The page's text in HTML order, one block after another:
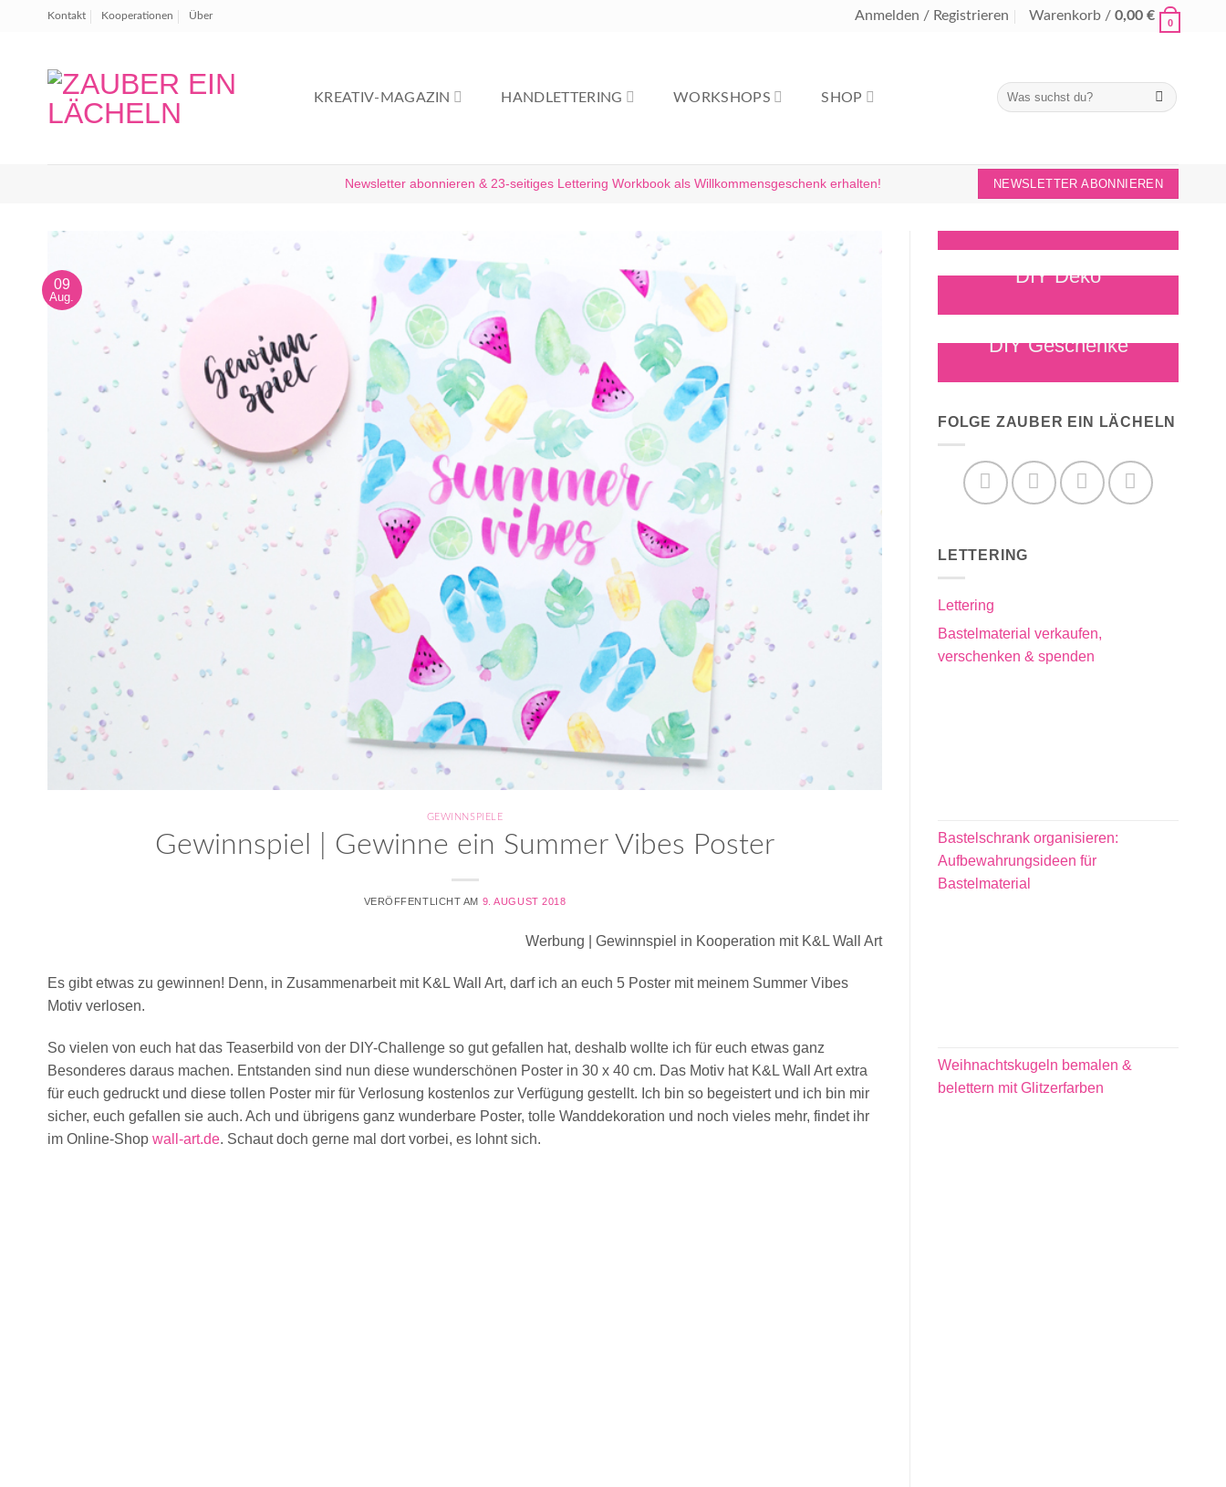
Kontakt Kooperationen Über Anmelden / Registrieren Warenkorb / 0,00 € 0
KREATIV-MAGAZIN HANDLETTERING WORKSHOPS SHOP
Suchen
nach:
Newsletter abonnieren & 23-seitiges Lettering Workbook als Willkommensgeschenk erhalten! NEWSLETTER ABONNIEREN
09
Aug.
GEWINNSPIELE
Gewinnspiel | Gewinne ein Summer Vibes Poster
VERÖFFENTLICHT AM 9. AUGUST 2018
Werbung | Gewinnspiel in Kooperation mit K&L Wall Art
Es gibt etwas zu gewinnen! Denn, in Zusammenarbeit mit K&L Wall Art, darf ich an euch 5 Poster mit meinem Summer Vibes
Motiv verlosen.
So vielen von euch hat das Teaserbild von der DIY-Challenge so gut gefallen hat, deshalb wollte ich für euch etwas ganz
Besonderes daraus machen. Entstanden sind nun diese wunderschönen Poster in 30 x 40 cm. Das Motiv hat K&L Wall Art extra
für euch gedruckt und diese tollen Poster mir für Verlosung kostenlos zur Verfügung gestellt. Ich bin so begeistert und ich bin mir
sicher, euch gefallen sie auch. Ach und übrigens ganz wunderbare Poster, tolle Wanddekoration und noch vieles mehr, findet ihr
im Online-Shop wall-art.de. Schaut doch gerne mal dort vorbei, es lohnt sich.
DIY Deko
DIY Geschenke
FOLGE ZAUBER EIN LÄCHELN
LETTERING
Lettering
Bastelmaterial verkaufen,
verschenken & spenden
Bastelschrank organisieren:
Aufbewahrungsideen für
Bastelmaterial
Weihnachtskugeln bemalen &
belettern mit Glitzerfarben